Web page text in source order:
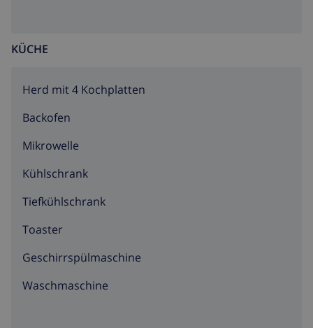
KÜCHE
Herd mit 4 Kochplatten
Backofen
Mikrowelle
Kühlschrank
Tiefkühlschrank
Toaster
Geschirrspülmaschine
Waschmaschine